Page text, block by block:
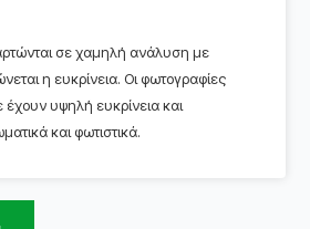
σε χαμηλή ανάλυση με
η ευκρίνεια. Οι φωτογραφίες
υψηλή ευκρίνεια και
και φωτιστικά.